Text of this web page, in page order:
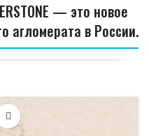
— это новое
агломерата в России.